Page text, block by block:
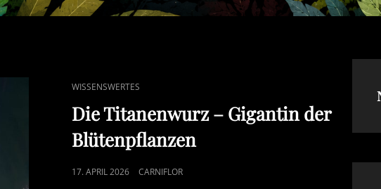
CAT
LINKS
WISSENSWERTES
Die Titanenwurz – Gigantin der
Blütenpflanzen
POSTED
17. APRIL 2026 CARNIFLOR